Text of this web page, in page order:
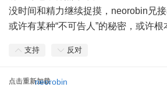
没时间和精力继续捉摸，neorobin兄接
或许有某种“不可告人”的秘密，或许根
支持 反对
点击重新加载neorobin